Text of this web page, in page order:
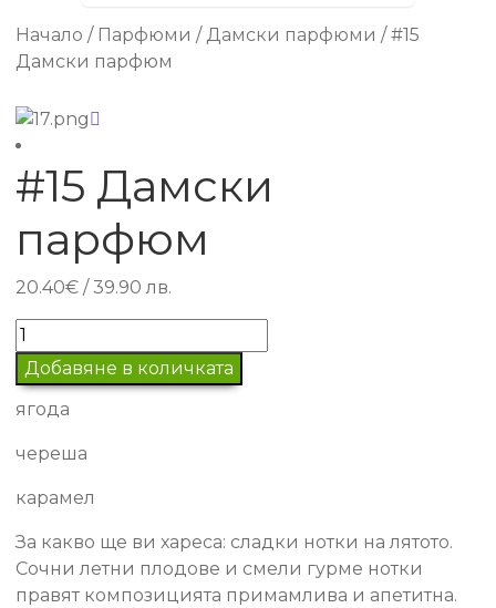
Начало / Парфюми / Дамски парфюми /#15
Дамски парфюм
#15 Дамски
парфюм
20.40€ / 39.90 лв.
количество
за
#15
Дамски
Добавяне в количката
ягода
череша
карамел
За какво ще ви хареса: сладки нотки на лятото.
Сочни летни плодове и смели гурме нотки
правят композицията примамлива и апетитна.